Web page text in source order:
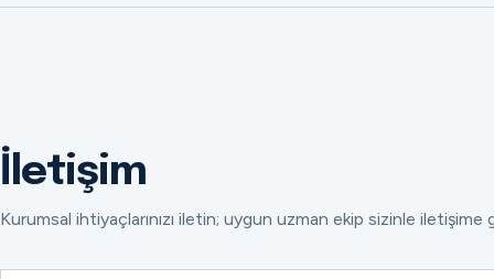
İletişim
Kurumsal ihtiyaçlarınızı iletin; uygun uzman ekip sizinle iletişime